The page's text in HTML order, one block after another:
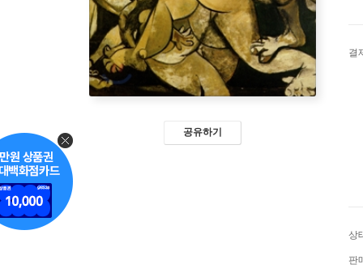
공유하기
결
상
판